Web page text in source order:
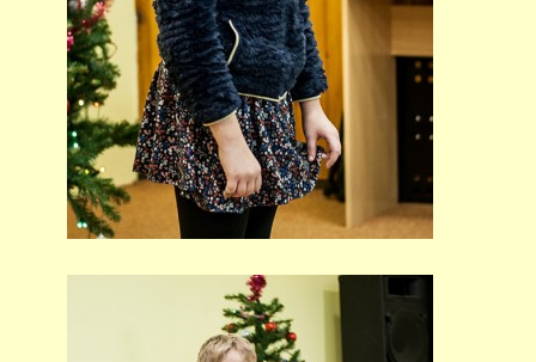
Školní 462
Pohořelice
691 23
© 2026 eStránky.cz |Tisk|